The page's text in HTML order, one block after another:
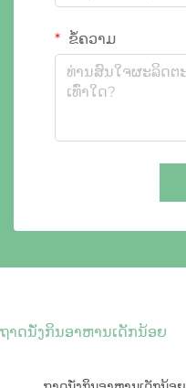
ຂໍ້ຄວາມ
ຖາດນັ່ງກິນອາຫານເດັກນ້ອຍ